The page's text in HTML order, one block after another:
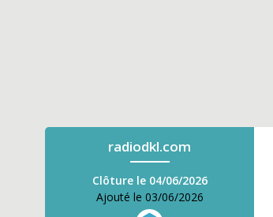
radiodkl.com
Clôture le 04/06/2026
Ajouté le 03/06/2026